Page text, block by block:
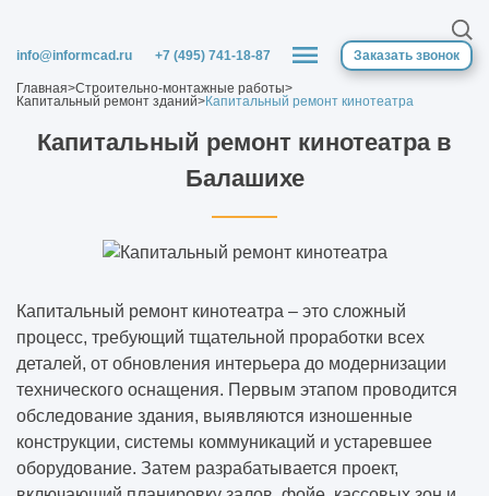
info@informcad.ru +7 (495) 741-18-87 Заказать звонок
Главная>Строительно-монтажные работы>
Капитальный ремонт зданий>Капитальный ремонт кинотеатра
Капитальный ремонт кинотеатра в
Балашихе
Капитальный ремонт кинотеатра – это сложный
процесс, требующий тщательной проработки всех
деталей, от обновления интерьера до модернизации
технического оснащения. Первым этапом проводится
обследование здания, выявляются изношенные
конструкции, системы коммуникаций и устаревшее
оборудование. Затем разрабатывается проект,